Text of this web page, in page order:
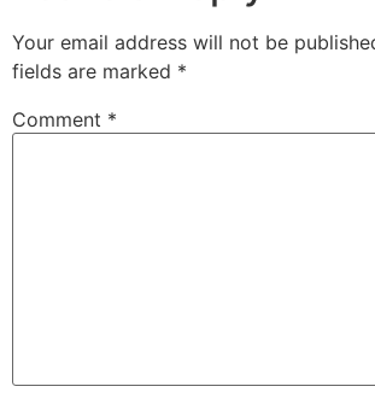
Your email address will not be
fields are marked *
Comment *